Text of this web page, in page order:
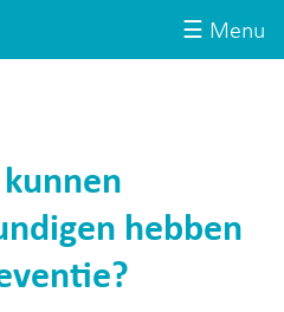
☰ Menu
hebben